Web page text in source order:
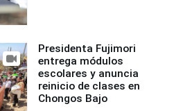
Presidenta Fujimori
entrega módulos
escolares y anuncia
reinicio de clases en
Chongos Bajo